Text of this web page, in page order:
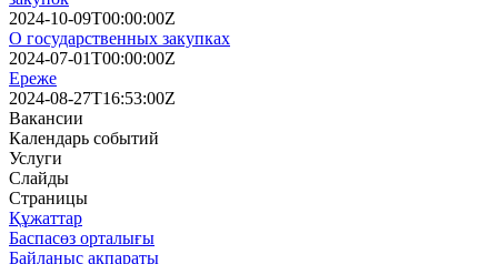
2024-10-09T00:00:00Z
О государственных закупках
2024-07-01T00:00:00Z
Ереже
2024-08-27T16:53:00Z
Вакансии
Календарь событий
Услуги
Слайды
Страницы
Құжаттар
Баспасөз орталығы
Байланыс ақпараты